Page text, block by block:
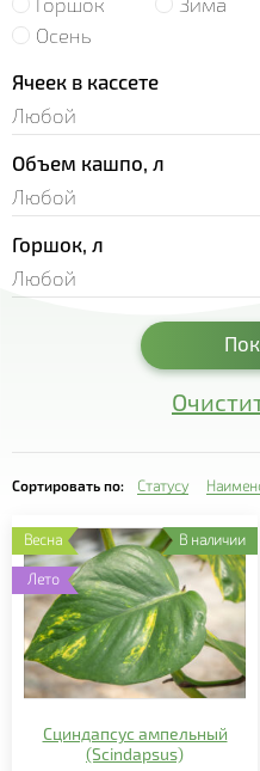
- Сансевиерия
- Седум
- Традесканция
- Фуксия
- Хавортия
- Целлозия
- Цинерария
- Земляника Корона
- Земляника Портола
- Земляника Элиани
- Рассада лука
- Рассада салата
- Пряновкусовые травы
- Рассада огурца
- Рассада перца
- Рассада томата
Осень
Ячеек в кассете
Объем кашпо, л
Горшок, л
Сортировать по: Статусу
В наличии
Весна
Лето
Сциндапсус ампельный
(Scindapsus)